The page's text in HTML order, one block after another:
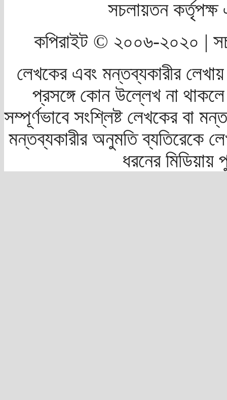
সচলায়তন
কপিরাইট © ২০০৬-২০২০ |
লেখকের এবং মন্তব্যকারীর
প্রসঙ্গে কোন উল্লেখ না
সম্পূর্ণভাবে সংশ্লিষ্ট লেখকের বা
মন্তব্যকারীর অনুমতি ব্যতিরেকে
ধরনের মিডিয়ায়